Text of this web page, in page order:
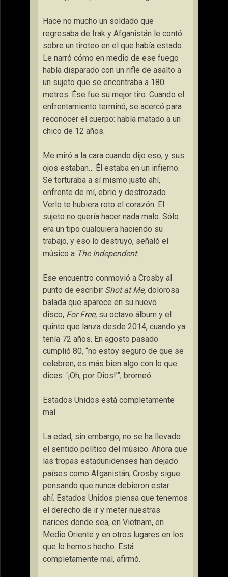
Hace no mucho un soldado que
regresaba de Irak y Afganistán le contó
sobre un tiroteo en el que había estado.
Le narró cómo en medio de ese fuego
había disparado con un rifle de asalto a
un sujeto que se encontraba a 180
metros. Ése fue su mejor tiro. Cuando el
enfrentamiento terminó, se acercó para
reconocer el cuerpo: había matado a un
chico de 12 años.
Me miró a la cara cuando dijo eso, y sus
ojos estaban… Él estaba en un infierno.
Se torturaba a sí mismo justo ahí,
enfrente de mí, ebrio y destrozado.
Verlo te hubiera roto el corazón. El
sujeto no quería hacer nada malo. Sólo
era un tipo cualquiera haciendo su
trabajo, y eso lo destruyó, señaló el
músico a The Independent.
Ese encuentro conmovió a Crosby al
punto de escribir Shot at Me, dolorosa
balada que aparece en su nuevo
disco, For Free, su octavo álbum y el
quinto que lanza desde 2014, cuando ya
tenía 72 años. En agosto pasado
cumplió 80, “no estoy seguro de que se
celebren, es más bien algo con lo que
dices: ‘¡Oh, por Dios!’”, bromeó.
Estados Unidos está completamente
mal
La edad, sin embargo, no se ha llevado
el sentido político del músico. Ahora que
las tropas estadunidenses han dejado
países como Afganistán, Crosby sigue
pensando que nunca debieron estar
ahí. Estados Unidos piensa que tenemos
el derecho de ir y meter nuestras
narices donde sea, en Vietnam, en
Medio Oriente y en otros lugares en los
que lo hemos hecho. Está
completamente mal, afirmó.